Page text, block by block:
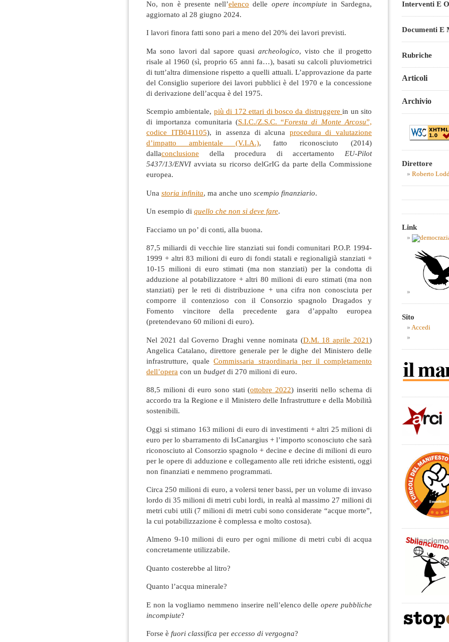
No, non è presente nell’elenco delle opere incompiute in Sardegna,
aggiornato al 28 giugno 2024.
I lavori finora fatti sono pari a meno del 20% dei lavori previsti.
Ma sono lavori dal sapore quasi archeologico, visto che il progetto
risale al 1960 (sì, proprio 65 anni fa…), basati su calcoli pluviometrici
di tutt’altra dimensione rispetto a quelli attuali. L’approvazione da parte
del Consiglio superiore dei lavori pubblici è del 1970 e la concessione
di derivazione dell’acqua è del 1975.
Scempio ambientale, più di 172 ettari di bosco da distruggerein un sito
di importanza comunitaria (S.I.C./Z.S.C. “Foresta di Monte Arcosu”,
codice ITB041105), in assenza di alcuna procedura di valutazione
d’impatto ambientale (V.I.A.), fatto riconosciuto (2014)
dallaconclusione della procedura di accertamento EU-Pilot
5437/13/ENVIavviata su ricorso delGrIG da parte della Commissione
europea.
Una storia infinita, ma anche uno scempio finanziario.
Un esempio di quello che non si deve fare.
Facciamo un po’ di conti, alla buona.
87,5 miliardi di vecchie lire stanziati sui fondi comunitari P.O.P. 1994-
1999 + altri 83 milioni di euro di fondi statali e regionaligià stanziati +
10-15 milioni di euro stimati (ma non stanziati) per la condotta di
adduzione al potabilizzatore + altri 80 milioni di euro stimati (ma non
stanziati) per le reti di distribuzione + una cifra non conosciuta per
comporre il contenzioso con il Consorzio spagnolo Dragados y
Fomento vincitore della precedente gara d’appalto europea
(pretendevano 60 milioni di euro).
Nel 2021 dal Governo Draghi venne nominata (D.M. 18 aprile 2021)
Angelica Catalano, direttore generale per le dighe del Ministero delle
infrastrutture, qualeCommissaria straordinaria per il completamento
dell’opera con un budgetdi 270 milioni di euro.
88,5 milioni di euro sono stati (ottobre 2022) inseriti nello schema di
accordo tra la Regione e il Ministero delle Infrastrutture e della Mobilità
sostenibili.
Oggi si stimano 163 milioni di euro di investimenti + altri 25 milioni di
euro per lo sbarramento di IsCanargius + l’importo sconosciuto che sarà
riconosciuto al Consorzio spagnolo + decine e decine di milioni di euro
per le opere di adduzione e collegamento alle reti idriche esistenti, oggi
non finanziati e nemmeno programmati.
Circa 250 milioni di euro, a volersi tener bassi, per un volume di invaso
lordo di 35 milioni di metri cubi lordi, in realtà al massimo 27 milioni di
metri cubi utili (7 milioni di metri cubi sono considerate “acque morte”,
la cui potabilizzazione è complessa e molto costosa).
Almeno 9-10 milioni di euro per ogni milione di metri cubi di acqua
concretamente utilizzabile.
Quanto costerebbe al litro?
Quanto l’acqua minerale?
E non la vogliamo nemmeno inserire nell’elenco delleopere pubbliche
incompiute?
Forse è fuori classifica per eccesso di vergogna?
Interventi E
Documenti E
Rubriche
Articoli
Archivio
Direttore
Roberto
Link
Sito
Accedi